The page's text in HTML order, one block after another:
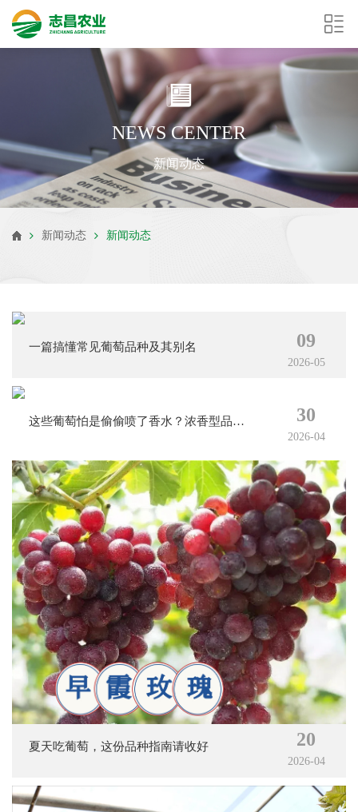
NEWS CENTER
新闻动态
新闻动态 新闻动态
一篇搞懂常见葡萄品种及其别名 09
2026-05
这些葡萄怕是偷偷喷了香水？浓香型品种
30
2026-04
夏天吃葡萄，这份品种指南请收好 20
2026-04